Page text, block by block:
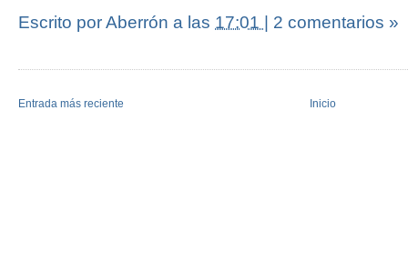
Escrito por Aberrón a las 17:01 | 2 comentarios »
Entrada más reciente Inicio